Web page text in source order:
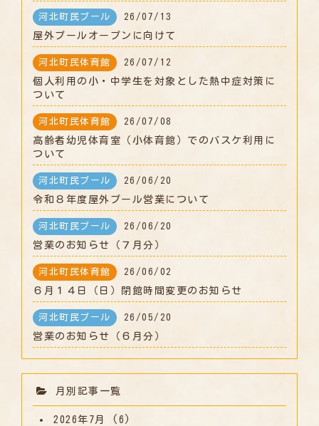
河北町民プール 26/07/13
屋外プールオープンに向けて
河北町民体育館 26/07/12
個人利用の小・中学生を対象とした熱中症対策に
ついて
河北町民体育館 26/07/08
高齢者幼児体育室（小体育館）でのバスケ利用に
ついて
河北町民プール 26/06/20
令和８年度屋外プール営業について
河北町民プール 26/06/20
営業のお知らせ（７月分）
河北町民体育館 26/06/02
６月１４日（日）閉館時間変更のお知らせ
河北町民プール 26/05/20
営業のお知らせ（６月分）
月別記事一覧
2026年7月 (6)